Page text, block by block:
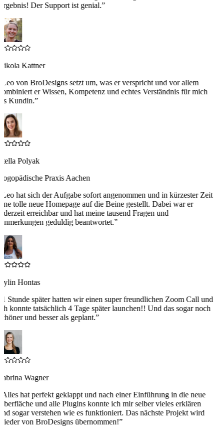
Der Support ist genial.”
Kattner
Leo von BroDesigns setzt um, was er verspricht und vor allem
er Wissen, Kompetenz und echtes Verständnis für mich
Kundin.”
Polyak
Praxis Aachen
Leo hat sich der Aufgabe sofort angenommen und in kürzester Zeit
tolle neue Homepage auf die Beine gestellt. Dabei war er
erreichbar und hat meine tausend Fragen und
geduldig beantwortet.”
Hontas
1 Stunde später hatten wir einen super freundlichen Zoom Call und
konnte tatsächlich 4 Tage später launchen!! Und das sogar noch
und besser als geplant.”
Wagner
Alles hat perfekt geklappt und nach einer Einführung in die neue
und alle Plugins konnte ich mir selber vieles erklären
sogar verstehen wie es funktioniert. Das nächste Projekt wird
von BroDesigns übernommen!”